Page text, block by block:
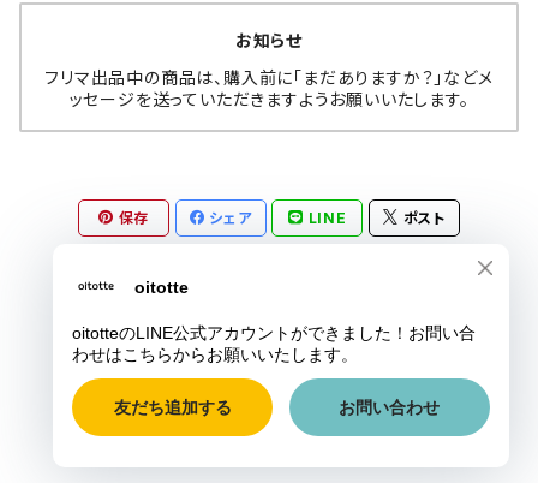
お知らせ
フリマ出品中の商品は、購入前に「まだありますか？」などメ
ッセージを送っていただきますようお願いいたします。
保存 シェア LINE ポスト
© oitotte
Powered by